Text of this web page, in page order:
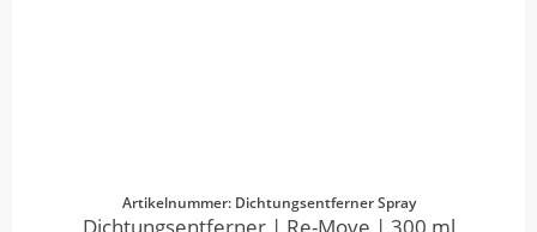
Artikelnummer: Dichtungsentferner Spray
Dichtungsentferner | Re-Move | 300 ml